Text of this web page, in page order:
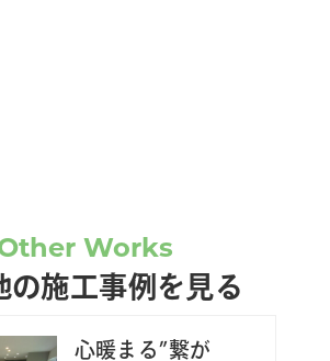
Works
の施工事例を見る
⼼暖まる”繋が